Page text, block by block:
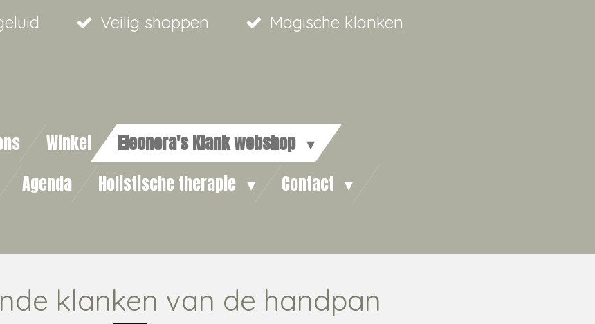
Veilig shoppen Magische klanken
Winkel
Eleonora's Klank webshop
Agenda Holistische therapie
Contact
klanken van de handpan